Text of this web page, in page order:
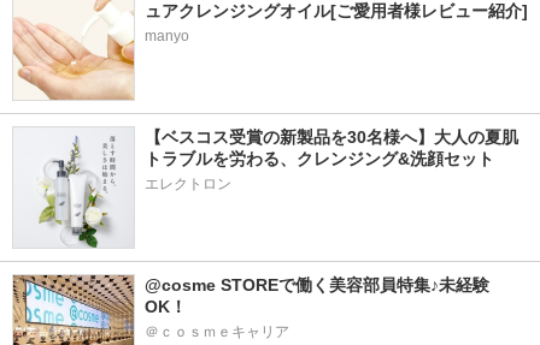
ュアクレンジングオイル[ご愛用者様レビュー紹介]
manyo
【ベスコス受賞の新製品を30名様へ】大人の夏肌
トラブルを労わる、クレンジング&洗顔セット
エレクトロン
@cosme STOREで働く美容部員特集♪未経験
OK！
＠ｃｏｓｍｅキャリア